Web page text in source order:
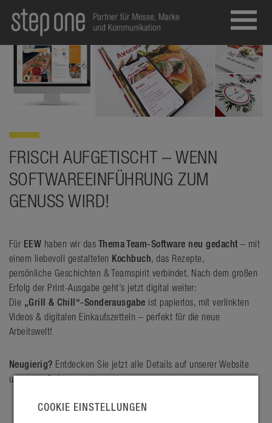
FRISCH AUFGETISCHT – WENN
SOFTWAREEINFÜHRUNG ZUM
GENUSS WIRD!
Für EEW haben wir das Thema Team-Software neu gedacht– mit
einem liebevoll gestalteten Kochbuch, das Rezepte,
persönliche Geschichten & Teamspirit verbindet. Nach dem großen
Erfolg der Print-Ausgabe geht’s jetzt digital weiter:
Die „Grill & Chill“-Sonderausgabe ist papierlos, mit verlinkten
Videos & digitalen Einkaufszetteln – perfekt für die neue
Arbeitswelt!
Neugierig? Entdecken Sie jetzt alle Details auf unserer Website
unter denReferenzen!
COOKIE EINSTELLUNGEN